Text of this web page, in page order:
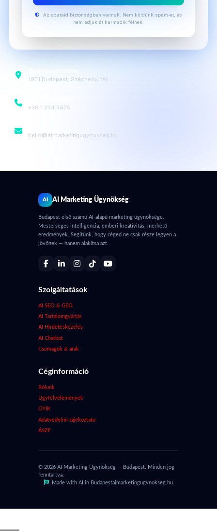
Az adataid biztonságban vannak. Nem küldünk spam-et, és
nem adjuk át harmadik félnek.
1051 Budapest, Széchenyi tér
+36 1 234 5678
hello@aimarketingugynokseg.hu
AI AI Marketing Ügynökség
Budapest első számú AI-alapú marketing ügynöksége.
Mesterséges intelligencia, emberi kreativitás, mérhető
eredmények. Segítünk, hogy céged ne csak része legyen a
jövőnek — hanem alakítsa azt.
Szolgáltatások
AI SEO & GEO
AI Tartalomgyártás
AI Hirdetéskezelés
AI Chatbot
Csomagok & árak
Céginformáció
Rólunk
Ügyfélvélemények
GYIK
Adatvédelmi tájékoztató
ÁSZF
© 2026 AI Marketing Ügynökség — Budapest. Minden jog
fenntartva.
Made with AI in Budapestaimarketingugynokseg.hu